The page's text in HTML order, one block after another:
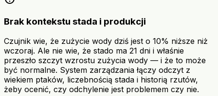
Brak kontekstu stada i produkcji
Czujnik wie, że zużycie wody dziś jest o 10% niższe niż
wczoraj. Ale nie wie, że stado ma 21 dni i właśnie
przeszło szczyt wzrostu zużycia wody — i że to może
być normalne. System zarządzania łączy odczyt z
wiekiem ptaków, liczebnością stada i historią rzutów,
żeby ocenić, czy odchylenie jest problemem czy nie.